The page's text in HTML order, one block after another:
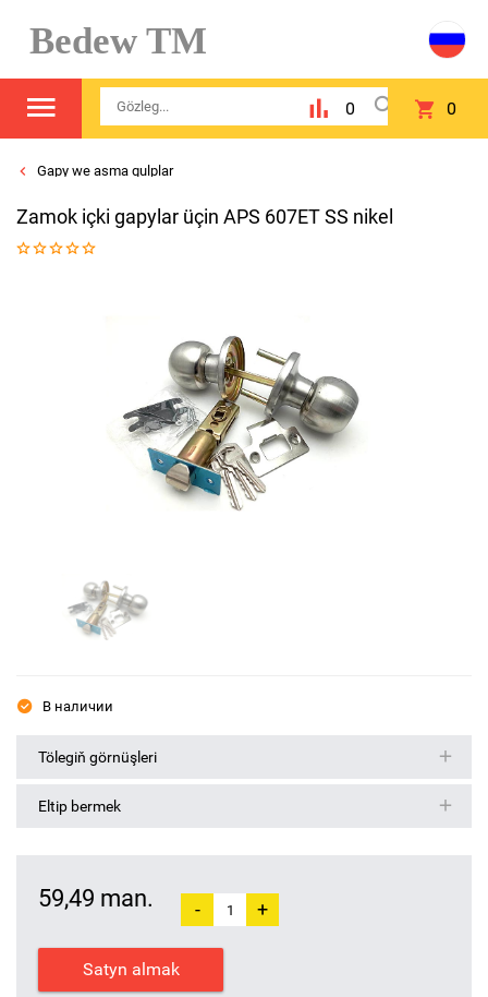
Bedew TM
0 0
Gapy we asma gulplar
Zamok içki gapylar üçin APS 607ET SS nikel
В наличии
Tölegiň görnüşleri
Eltip bermek
59,49 man. - +
Satyn almak